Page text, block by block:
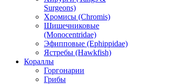
Surgeons)
Хромисы (Chromis)
Шишечниковые
(Monocentridae)
Эфипповые (Ephippidae)
Ястребы (Hawkfish)
Кораллы
Горгонарии
Грибы